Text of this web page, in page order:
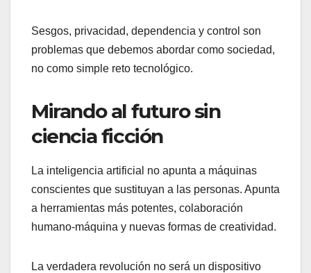
Sesgos, privacidad, dependencia y control son
problemas que debemos abordar como sociedad,
no como simple reto tecnológico.
Mirando al futuro sin
ciencia ficción
La inteligencia artificial no apunta a máquinas
conscientes que sustituyan a las personas. Apunta
a herramientas más potentes, colaboración
humano-máquina y nuevas formas de creatividad.
La verdadera revolución no será un dispositivo